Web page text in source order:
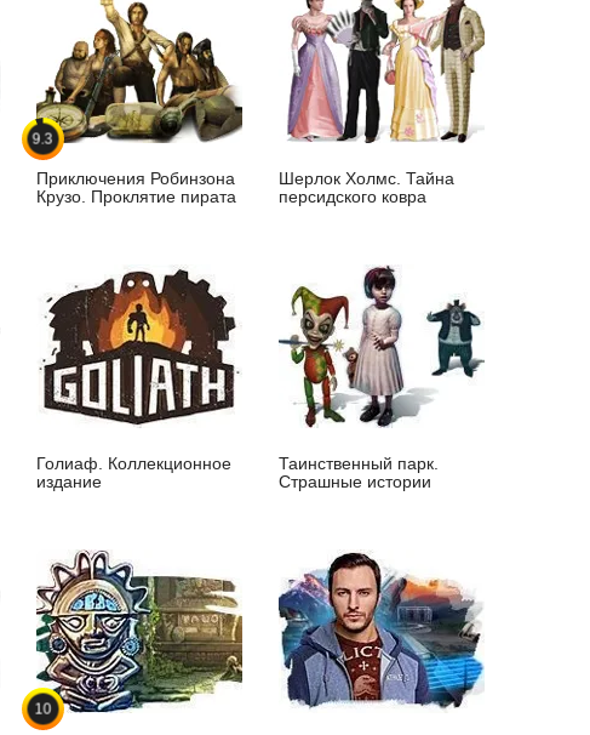
9.3
Приключения Робинзона
Крузо. Проклятие пирата
Шерлок Холмс. Тайна
персидского ковра
Голиаф. Коллекционное
издание
Таинственный парк.
Страшные истории
10